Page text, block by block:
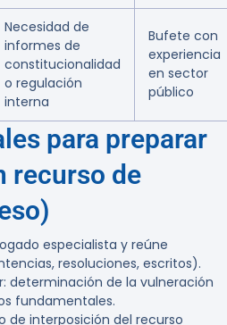
Necesidad de
informes de
constitucionalidad
o regulación
interna
Bufete con
experiencia
en sector
público
para preparar
recurso de
especialista y reúne
resoluciones, escritos).
determinación de la vulneración
fundamentales.
de interposición del recurso